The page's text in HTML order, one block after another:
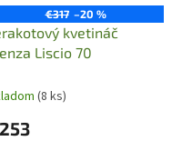
€317 –20 %
kvetináč
Liscio 70
(8 ks)